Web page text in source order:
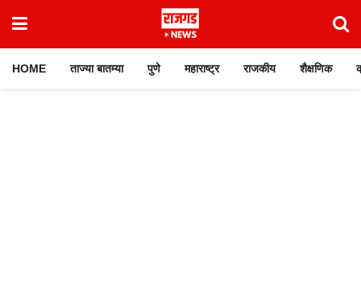
HOME ताज्या बातम्या पुणे महाराष्ट्र राजकीय शैक्षणिक